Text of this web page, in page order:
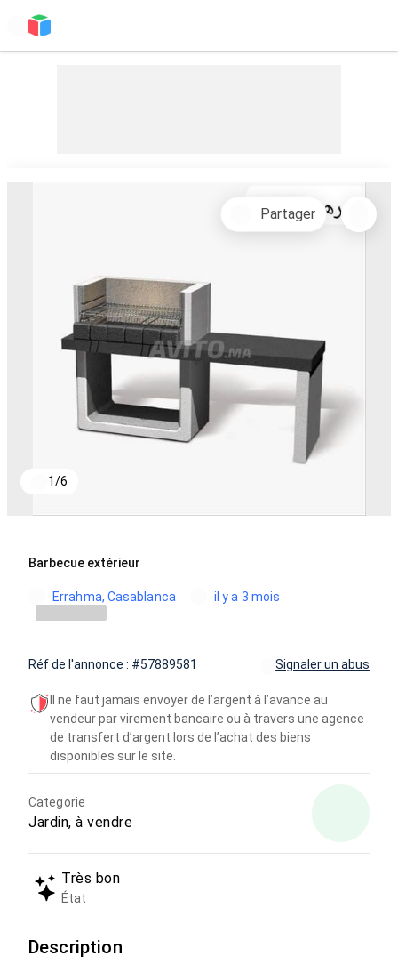
1/6
Partager
Barbecue extérieur
Errahma, Casablanca il y a 3 mois
Réf de l'annonce : #57889581 Signaler un abus
Il ne faut jamais envoyer de l’argent à l’avance au
vendeur par virement bancaire ou à travers une agence
de transfert d’argent lors de l’achat des biens
disponibles sur le site.
Categorie
Jardin, à vendre
Très bon
État
Description